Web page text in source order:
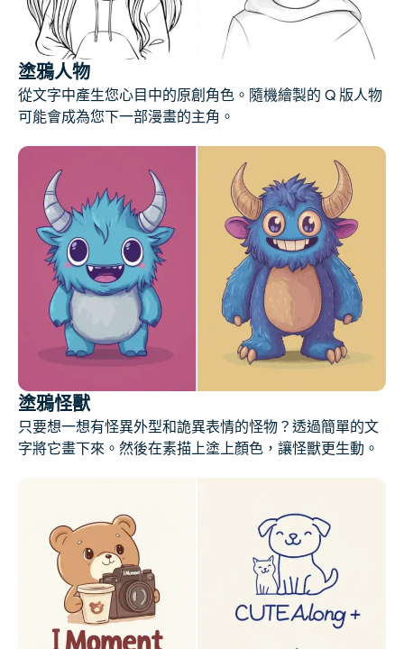
塗鴉人物
從文字中產生您心目中的原創角色。隨機繪製的 Q 版人物
可能會成為您下一部漫畫的主角。
塗鴉怪獸
只要想一想有怪異外型和詭異表情的怪物？透過簡單的文
字將它畫下來。然後在素描上塗上顏色，讓怪獸更生動。